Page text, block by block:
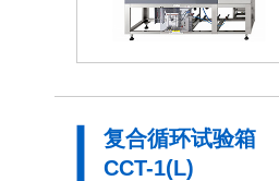
复合循环试验箱
CCT-1(L)